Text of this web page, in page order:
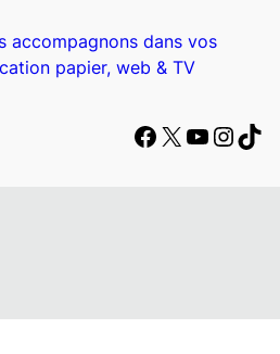
accompagnons dans vos
papier, web & TV
Facebook
X